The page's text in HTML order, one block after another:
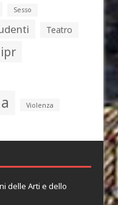
Sesso
Teatro
Violenza
delle Arti e dello